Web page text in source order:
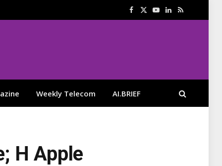
Facebook
X
YouTube
LinkedIn
RSS
Weekly Telecom AI.BRIEF
Η Apple